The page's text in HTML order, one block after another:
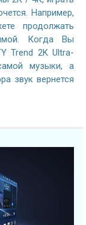
Например,
продолжать
Когда Вы
Trend 2K Ultra-
музыки, а
звук вернется